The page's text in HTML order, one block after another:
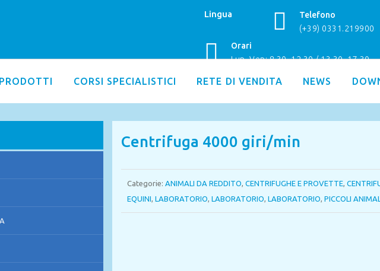
Lingua
Telefono
(+39) 0331.219900
Orari
Lun–Ven: 8.30–12.30 / 13.30–17.30
PRODOTTI CORSI SPECIALISTICI RETE DI VENDITA NEWS
Centrifuga 4000 giri/min
Categorie: ANIMALI DA REDDITO CENTRIFUGHE E PROVETTE,
EQUINI LABORATORIO LABORATORIO LABORATORIO PICCOLI